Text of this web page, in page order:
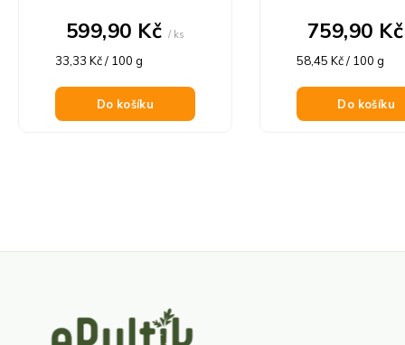
599,90 Kč / ks
Měrná
33,33 Kč / 100 g
Do košíku
759,90 Kč
Měrná
58,45 Kč / 100 g
Do košíku